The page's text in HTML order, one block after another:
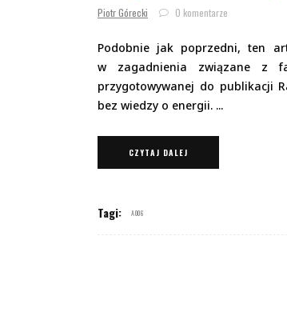
Piotr Górecki 0 komentarze
Podobnie jak poprzedni, ten
w zagadnienia związane z
przygotowywanej do publikacji
bez wiedzy o energii.
CZYTAJ DALEJ
Tagi: A006